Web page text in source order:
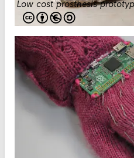
Low cost prosthesis